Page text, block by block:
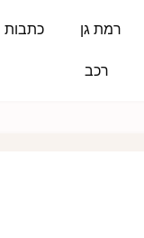
רמת גן כתבות
רכב